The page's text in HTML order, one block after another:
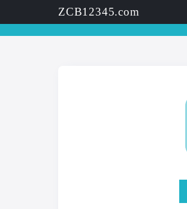
ZCB12345.com